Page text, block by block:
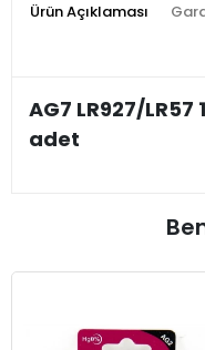
Ürün Açıklaması
AG7 LR927/
adet